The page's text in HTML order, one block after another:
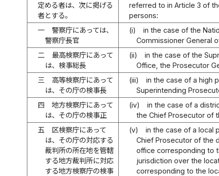
定める者は、次に掲げる
者とする。
referred to in Article 3 of
persons:
一
警察庁にあっては、
警察庁長官
(i)
in the case of the
Commissioner General
二
最高検察庁にあって
は、検事総長
(ii)
in the case of the
Office, the Prosecutor
三
高等検察庁にあって
は、その庁の検事長
(iii)
in the case of a high
Superintending
四
地方検察庁にあって
は、その庁の検事正
(iv)
in the case of a
the Chief Prosecutor of
五
区検察庁にあって
は、その庁の対応する
裁判所の所在地を管轄
する地方裁判所に対応
する地方検察庁の検事
(v)
in the case of a local
Chief Prosecutor of the
office corresponding to
jurisdiction over the
corresponding to the